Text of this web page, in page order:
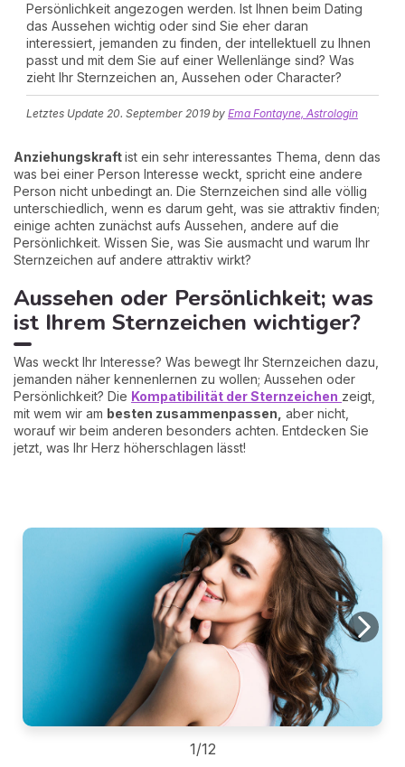
Persönlichkeit angezogen werden. Ist Ihnen beim Dating
das Aussehen wichtig oder sind Sie eher daran
interessiert, jemanden zu finden, der intellektuell zu Ihnen
passt und mit dem Sie auf einer Wellenlänge sind? Was
zieht Ihr Sternzeichen an, Aussehen oder Character?
Letztes Update 20. September 2019 by Ema Fontayne, Astrologin
Anziehungskraftist ein sehr interessantes Thema, denn das
was bei einer Person Interesse weckt, spricht eine andere
Person nicht unbedingt an. Die Sternzeichen sind alle völlig
unterschiedlich, wenn es darum geht, was sie attraktiv finden;
einige achten zunächst aufs Aussehen, andere auf die
Persönlichkeit. Wissen Sie, was Sie ausmacht und warum Ihr
Sternzeichen auf andere attraktiv wirkt?
Aussehen oder Persönlichkeit; was
ist Ihrem Sternzeichen wichtiger?
Was weckt Ihr Interesse? Was bewegt Ihr Sternzeichen dazu,
jemanden näher kennenlernen zu wollen; Aussehen oder
Persönlichkeit? Die Kompatibilität der Sternzeichen zeigt,
mit wem wir am besten zusammenpassen, aber nicht,
worauf wir beim anderen besonders achten. Entdecken Sie
jetzt, was Ihr Herz höherschlagen lässt!
1/12